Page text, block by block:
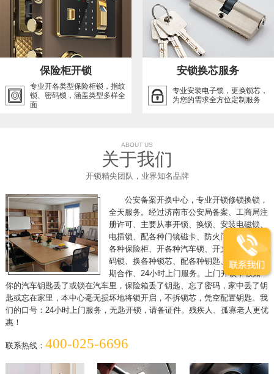
保险柜开锁
专业开各类型保险柜锁，指纹
锁、密码锁，涵盖类型多样全
面
安锁换芯服务
专业安装电子锁，更换锁芯，
为您的需求全方位定制服务
ABOUT US
关于我们
开锁精尖团队，业界知名品牌
公安备案开换中心，专业开锁修锁换锁，
全天服务。经过济南市公安局备案、工商局注
册许可、主要从事开锁、换锁、安装电磁锁、
电插锁、配各种门镜磁卡、防火门推杠锁、开
各种保险柜、开各种汽车锁、开文件柜、开密
码锁、换各种锁芯、配各种钥匙、各单位可长
期合作、24小时上门服务。上门开锁，假如
你的汽车钥匙丢了或锁在汽车里，保险箱丢了钥匙、忘了密码，家中丢了钥
匙或忘在家里，本中心毫无损坏地将锁开启，不拆锁芯，凭空配置钥匙。我
们的口号：24小时上门服务，无匙开锁，请备证件。残疾人、孤寡老人更优
惠！
联系热线： 400-025-6696